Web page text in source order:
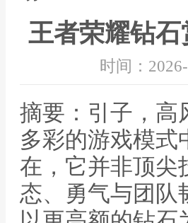
王者荣耀钻
时间：
摘要：引子，高
多彩的游戏模式
在，它并非顶尖
态、勇气与团队